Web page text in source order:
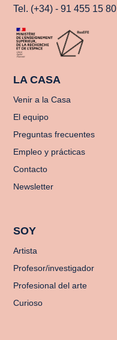
Tel. (+34) - 91 455 15 80
LA CASA
Venir a la Casa
El equipo
Preguntas frecuentes
Empleo y prácticas
Contacto
Newsletter
SOY
Artista
Profesor/investigador
Profesional del arte
Curioso